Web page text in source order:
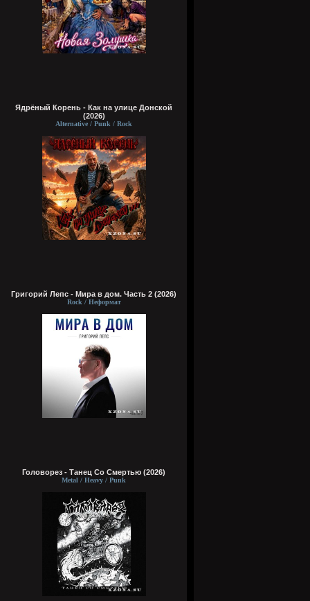
Ядрёный Корень - Как на улице Донской
(2026)
Alternative / Punk / Rock
Григорий Лепс - Мира в дом. Часть 2 (2026)
Rock / Неформат
Головорез - Tанец Со Смертью (2026)
Metal / Heavy / Punk